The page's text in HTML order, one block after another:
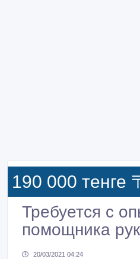
190 000 тенге
Требуется с
помощника
20/03/2021 04:24